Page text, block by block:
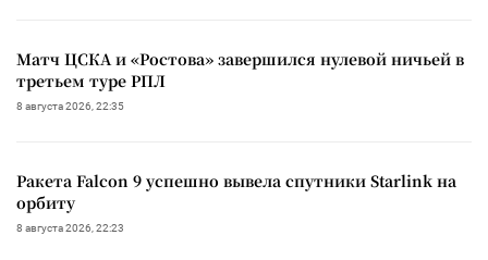
Матч ЦСКА и «Ростова» завершился нулевой ничьей в
третьем туре РПЛ
8 августа 2026, 22:35
Ракета Falcon 9 успешно вывела спутники Starlink на
орбиту
8 августа 2026, 22:23